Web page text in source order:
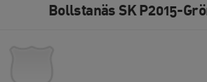
Bollstanäs SK P2015-